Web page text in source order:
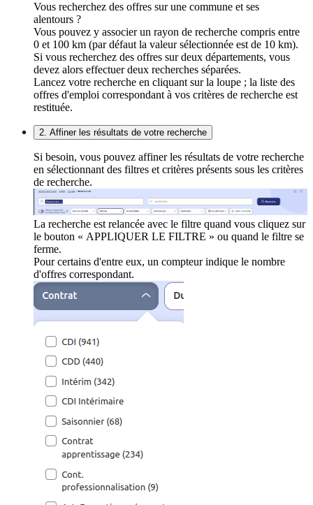
Vous recherchez des offres sur une commune et ses
alentours ?
Vous pouvez y associer un rayon de recherche compris entre
0 et 100 km (par défaut la valeur sélectionnée est de 10 km).
Si vous recherchez des offres sur deux départements, vous
devez alors effectuer deux recherches séparées.
Lancez votre recherche en cliquant sur la loupe ; la liste des
offres d'emploi correspondant à vos critères de recherche est
restituée.
2. Affiner les résultats de votre recherche
Si besoin, vous pouvez affiner les résultats de votre recherche
en sélectionnant des filtres et critères présents sous les critères
de recherche.
La recherche est relancée avec le filtre quand vous cliquez sur
le bouton « APPLIQUER LE FILTRE » ou quand le filtre se
ferme.
Pour certains d'entre eux, un compteur indique le nombre
d'offres correspondant.